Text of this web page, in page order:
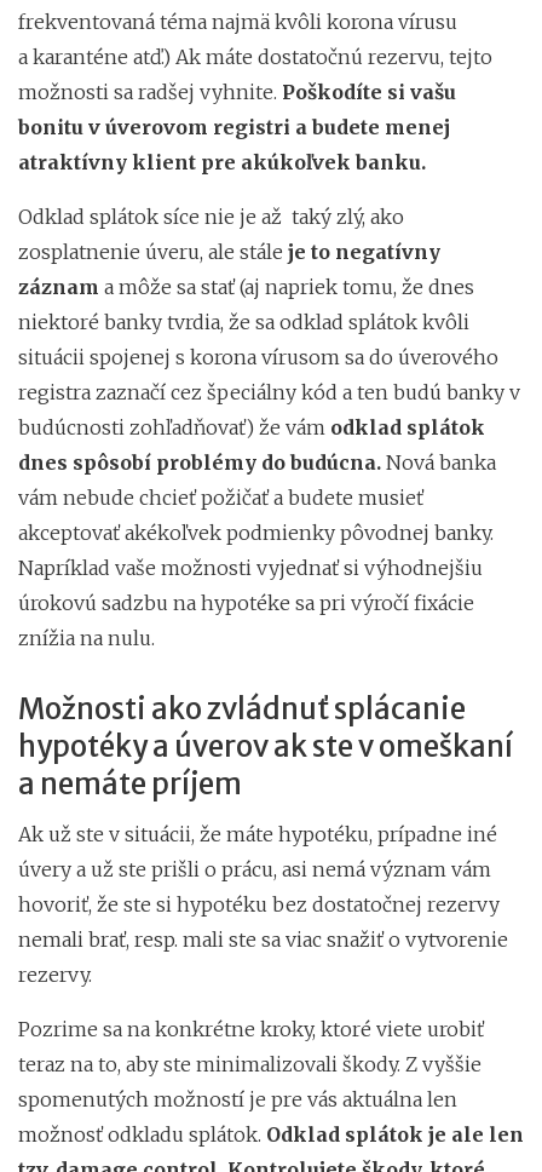
frekventovaná téma najmä kvôli korona vírusu
a karanténe atď.) Ak máte dostatočnú rezervu, tejto
možnosti sa radšej vyhnite. Poškodíte si vašu
bonitu v úverovom registri a budete menej
atraktívny klient pre akúkoľvek banku.
Odklad splátok síce nie je až taký zlý, ako
zosplatnenie úveru, ale stále je to negatívny
záznam a môže sa stať (aj napriek tomu, že dnes
niektoré banky tvrdia, že sa odklad splátok kvôli
situácii spojenej s korona vírusom sa do úverového
registra zaznačí cez špeciálny kód a ten budú banky v
budúcnosti zohľadňovať) že vám odklad splátok
dnes spôsobí problémy do budúcna. Nová banka
vám nebude chcieť požičať a budete musieť
akceptovať akékoľvek podmienky pôvodnej banky.
Napríklad vaše možnosti vyjednať si výhodnejšiu
úrokovú sadzbu na hypotéke sa pri výročí fixácie
znížia na nulu.
Možnosti ako zvládnuť splácanie
hypotéky a úverov ak ste v omeškaní
a nemáte príjem
Ak už ste v situácii, že máte hypotéku, prípadne iné
úvery a už ste prišli o prácu, asi nemá význam vám
hovoriť, že ste si hypotéku bez dostatočnej rezervy
nemali brať, resp. mali ste sa viac snažiť o vytvorenie
rezervy.
Pozrime sa na konkrétne kroky, ktoré viete urobiť
teraz na to, aby ste minimalizovali škody. Z vyššie
spomenutých možností je pre vás aktuálna len
možnosť odkladu splátok. Odklad splátok je ale len